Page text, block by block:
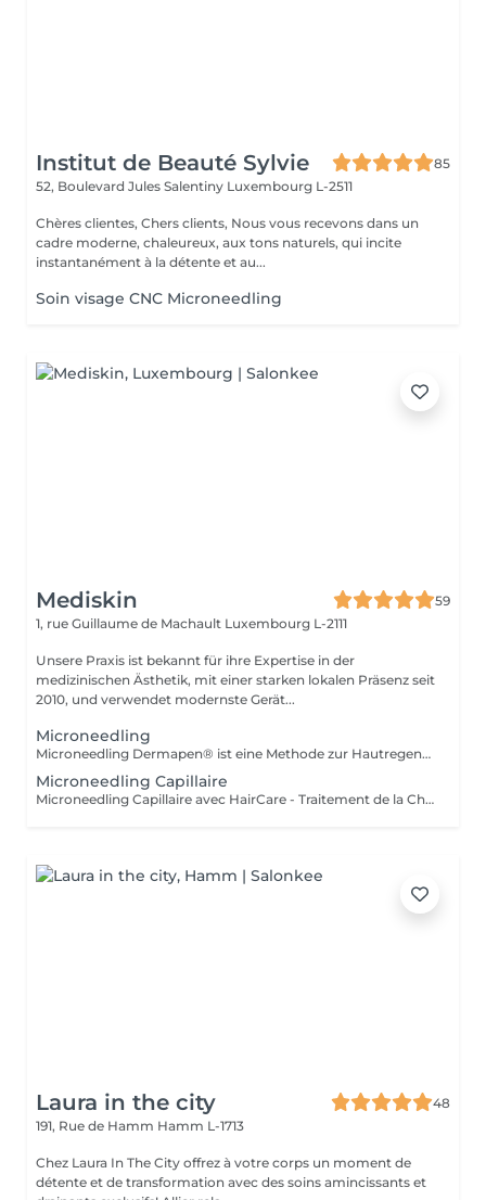
Institut de Beauté Sylvie
85
52, Boulevard Jules Salentiny Luxembourg L-2511
Chères clientes, Chers clients, Nous vous recevons dans un
cadre moderne, chaleureux, aux tons naturels, qui incite
instantanément à la détente et au...
Soin visage CNC Microneedling
Mediskin
59
1, rue Guillaume de Machault Luxembourg L-2111
Unsere Praxis ist bekannt für ihre Expertise in der
medizinischen Ästhetik, mit einer starken lokalen Präsenz seit
2010, und verwendet modernste Gerät...
Microneedling
Microneedling Dermapen® ist eine Methode zur Hautregeneration, bei der feine Nadeln verwendet werden, um die Produktion von Kollagen und Elastin zu stimulieren. Vorteile: -Verbesserung der Hautstruktur und -festigkeit. -Reduzierung der Anzeichen von Alterung. -Anpassungsfähigkeit: Microneedling ist für alle Hauttypen geeignet. Ergänzende Pflege: -Um die Behandlungsergebnisse zu optimieren und die soziale Ausfallzeit zu minimieren, ist eine Phototherapie-Sitzung inbegriffen. Diese hilft, Entzündungen zu reduzieren, die Kollagenproduktion zu stimulieren und die Hautheilung zu verbessern. Gegenanzeigen: -Nicht empfohlen für schwangere oder stillende Frauen. Während der ersten Sitzung werden wir gemeinsam Ihren individuellen Pflegeplan erstellen. Bei Fragen können Sie uns gerne kontaktieren oder eine kostenlose Hautberatung buchen
Microneedling Capillaire
Microneedling Capillaire avec HairCare - Traitement de la Chute des Cheveux Le microneedling capillaire avec le produit HairCare du laboratoire Revitacare est un soin innovant et puissant conçu pour revitaliser le cuir chevelu et renforcer la fibre capillaire. Ce traitement professionnel aide à combattre la chute des cheveux, à stimuler la croissance et à améliorer la qualité des cheveux, leur apportant densité et vitalité. Formulé avec un complexe d'ingrédients actifs, le HairCare agit en profondeur pour nourrir les follicules, dynamiser le cuir chevelu et redonner éclat et volume aux cheveux.
Laura in the city
48
191, Rue de Hamm Hamm L-1713
Chez Laura In The City offrez à votre corps un moment de
détente et de transformation avec des soins amincissants et